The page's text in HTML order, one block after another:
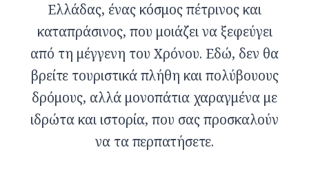
Ελλάδας, ένας κόσμος πέτρινος και
καταπράσινος, που μοιάζει να ξεφεύγει
από τη μέγγενη του Χρόνου. Εδώ, δεν θα
βρείτε τουριστικά πλήθη και πολύβουους
δρόμους, αλλά μονοπάτια χαραγμένα με
ιδρώτα και ιστορία, που σας προσκαλούν
να τα περπατήσετε.